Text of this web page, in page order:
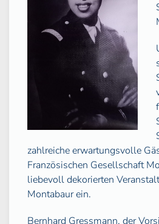
zahlreiche erwartungsvolle
Französischen Gesellschaft
liebevoll dekorierten
Montabaur ein.
Bernhard Gressmann, der